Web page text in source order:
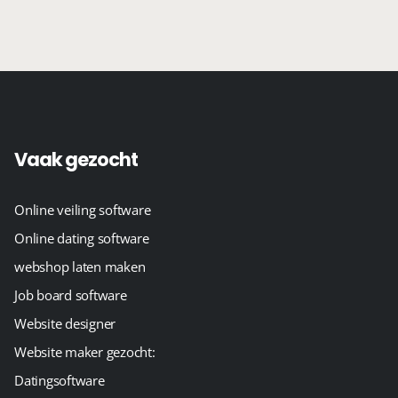
Vaak gezocht
Online veiling software
Online dating software
webshop laten maken
Job board software
Website designer
Website maker gezocht:
Datingsoftware